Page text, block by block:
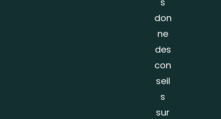
don
ne
des
con
seil
s
sur